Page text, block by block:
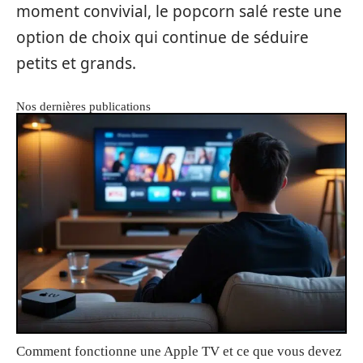
moment convivial, le popcorn salé reste une
option de choix qui continue de séduire
petits et grands.
Nos dernières publications
Comment fonctionne une Apple TV et ce que vous devez